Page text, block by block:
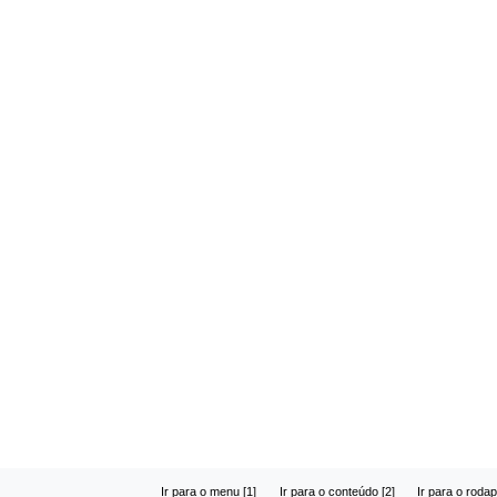
Ir para o menu [1] Ir para o conteúdo [2] Ir para o